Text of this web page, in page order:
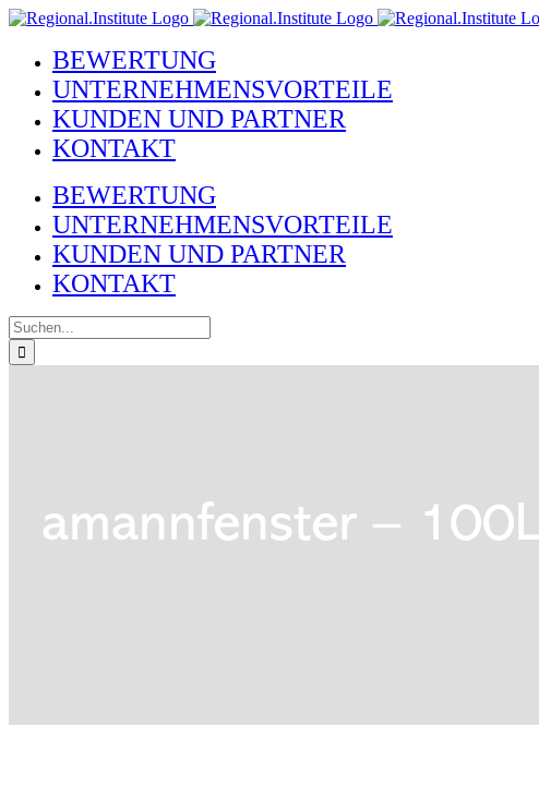
Zum
springenBEWERTUNG
UNTERNEHMENSVORTEILE
KUNDEN UND PARTNER
KONTAKT
BEWERTUNG
UNTERNEHMENSVORTEILE
KUNDEN UND PARTNER
KONTAKT
Suche
nach:
amannfenster –